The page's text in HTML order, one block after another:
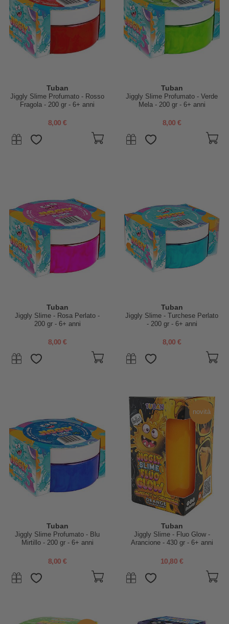
Tuban
Jiggly Slime Profumato - Rosso
Fragola - 200 gr - 6+ anni
8,00 €
Tuban
Jiggly Slime Profumato - Verde
Mela - 200 gr - 6+ anni
8,00 €
Tuban
Jiggly Slime - Rosa Perlato -
200 gr - 6+ anni
8,00 €
Tuban
Jiggly Slime - Turchese Perlato
- 200 gr - 6+ anni
8,00 €
Tuban
Jiggly Slime Profumato - Blu
Mirtillo - 200 gr - 6+ anni
8,00 €
novità
Tuban
Jiggly Slime - Fluo Glow -
Arancione - 430 gr - 6+ anni
10,80 €